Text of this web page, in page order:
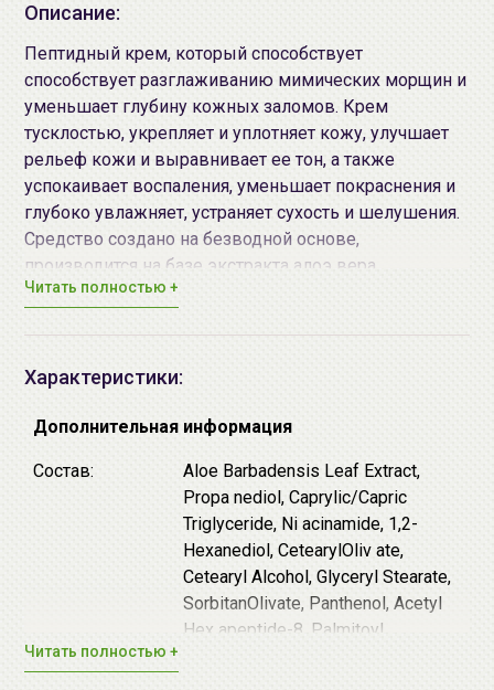
Описание:
Пептидный крем, который способствует
способствует разглаживанию мимических морщин и
уменьшает глубину кожных заломов. Крем
тусклостью, укрепляет и уплотняет кожу, улучшает
рельеф кожи и выравнивает ее тон, а также
успокаивает воспаления, уменьшает покраснения и
глубоко увлажняет, устраняет сухость и шелушения.
Средство создано на безводной основе,
производится на базе экстракта алоэ вера.
Matrixyl®3000 - этот
вызванных старением. Этот пептид активирует
что обеспечивает эффективное воздействие
Argireline® - это пептид-миорелаксант "с
эффектом ботокса": он замедляет передачу
нервных импульсов и сокращает количество
мимических сокращений, что позволяет
разгладить существующие морщины и
предотвратить появление новых. Аргирелин
способен после нанесения на кожу проникать в
базальный слой эпидермиса, в окончания
Читать полностью +
Характеристики:
Дополнительная информация
Состав:
Aloe Barbadensis Leaf Extract,
Propa nediol, Caprylic/Capric
Triglyceride, Ni acinamide, 1,2-
Hexanediol, CetearylOliv ate,
Cetearyl Alcohol, Glyceryl Stearate,
SorbitanOlivate, Panthenol, Acetyl
Hex apeptide-8, Palmitoyl
Читать полностью +